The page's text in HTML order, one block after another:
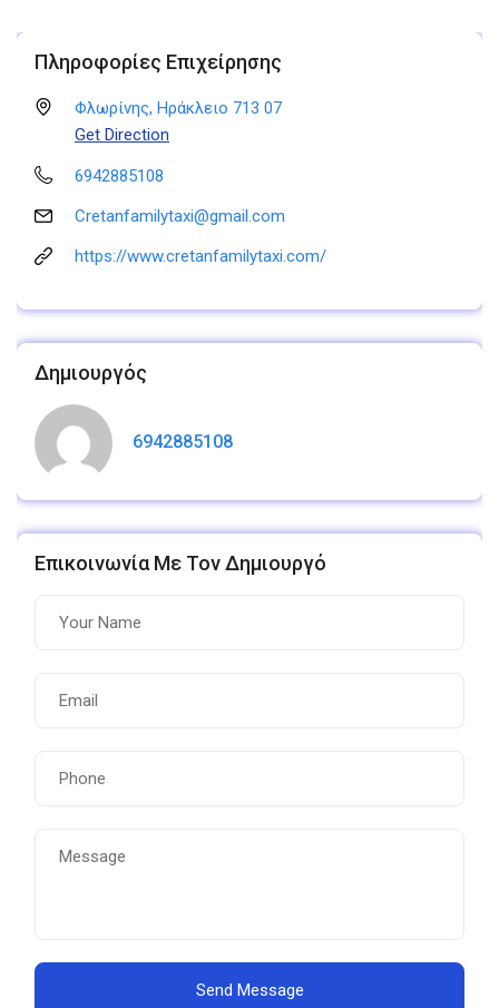
Πληροφορίες Επιχείρησης
Φλωρίνης, Ηράκλειο 713 07
Get Direction
6942885108
Cretanfamilytaxi@gmail.com
https://www.cretanfamilytaxi.com/
Δημιουργός
6942885108
Επικοινωνία Με Τον Δημιουργό
Send Message